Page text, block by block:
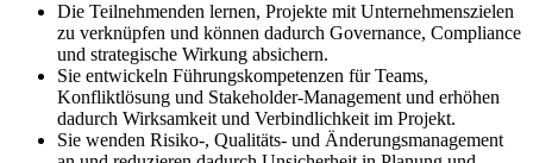
Die Teilnehmenden lernen, Projekte mit Unternehmenszielen
zu verknüpfen und können dadurch Governance, Compliance
und strategische Wirkung absichern.
Sie entwickeln Führungskompetenzen für Teams,
Konfliktlösung und Stakeholder‑Management und erhöhen
dadurch Wirksamkeit und Verbindlichkeit im Projekt.
Sie wenden Risiko‑, Qualitäts‑ und Änderungsmanagement